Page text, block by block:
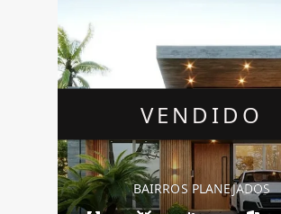
VENDIDO
BAIRROS PLANEJADOS